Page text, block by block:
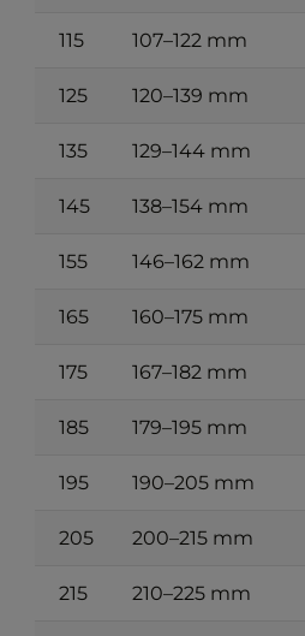
115 107–122 mm
125 120–139 mm
135 129–144 mm
145 138–154 mm
155 146–162 mm
165 160–175 mm
175 167–182 mm
185 179–195 mm
195 190–205 mm
205 200–215 mm
215 210–225 mm